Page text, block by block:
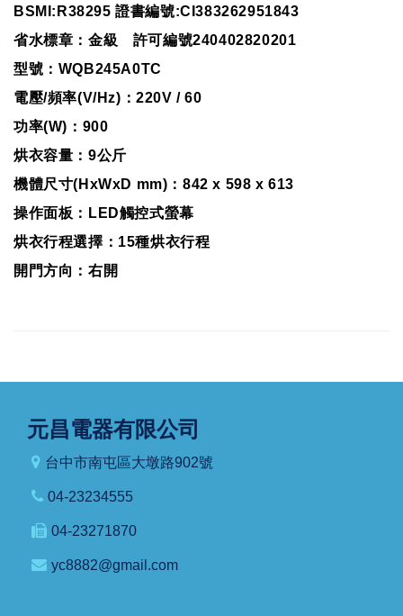
BSMI:R38295 證書編號:CI383262951843
省水標章：金級 許可編號240402820201
型號：WQB245A0TC
電壓/頻率(V/Hz)：220V / 60
功率(W)：900
烘衣容量：9公斤
機體尺寸(HxWxD mm)：842 x 598 x 613
操作面板：LED觸控式螢幕
烘衣行程選擇：15種烘衣行程
開門方向：右開
元昌電器有限公司
台中市南屯區大墩路902號
04-23234555
04-23271870
yc8882@gmail.com